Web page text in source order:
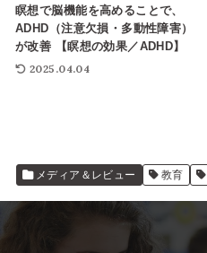
瞑想で脳機能を高めることで、
ADHD（注意欠損・多動性障害）
が改善 【瞑想の効果／ADHD】
2025.04.04
メディア＆レビュー 教育